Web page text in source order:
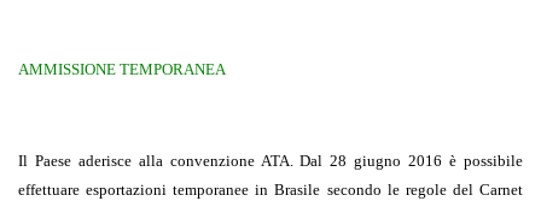
AMMISSIONE TEMPORANEA
Il Paese aderisce alla convenzione ATA. Dal 28 giugno 2016 è possibile
effettuare esportazioni temporanee in Brasile secondo le regole del Carnet